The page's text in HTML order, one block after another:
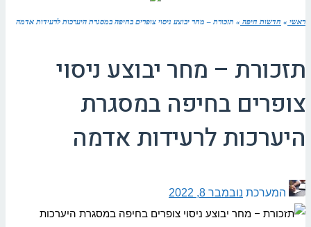
ראשי » חדשות חיפה » תזכורת – מחר יבוצע ניסוי צופרים בחיפה במסגרת היערכות לרעידות אדמה
תזכורת – מחר יבוצע ניסוי
צופרים בחיפה במסגרת
היערכות לרעידות אדמה
המערכת נובמבר 8, 2022